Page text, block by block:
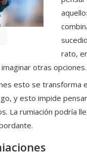
rato,
otras
esto se transforma
y esto impide
La rumiación podría